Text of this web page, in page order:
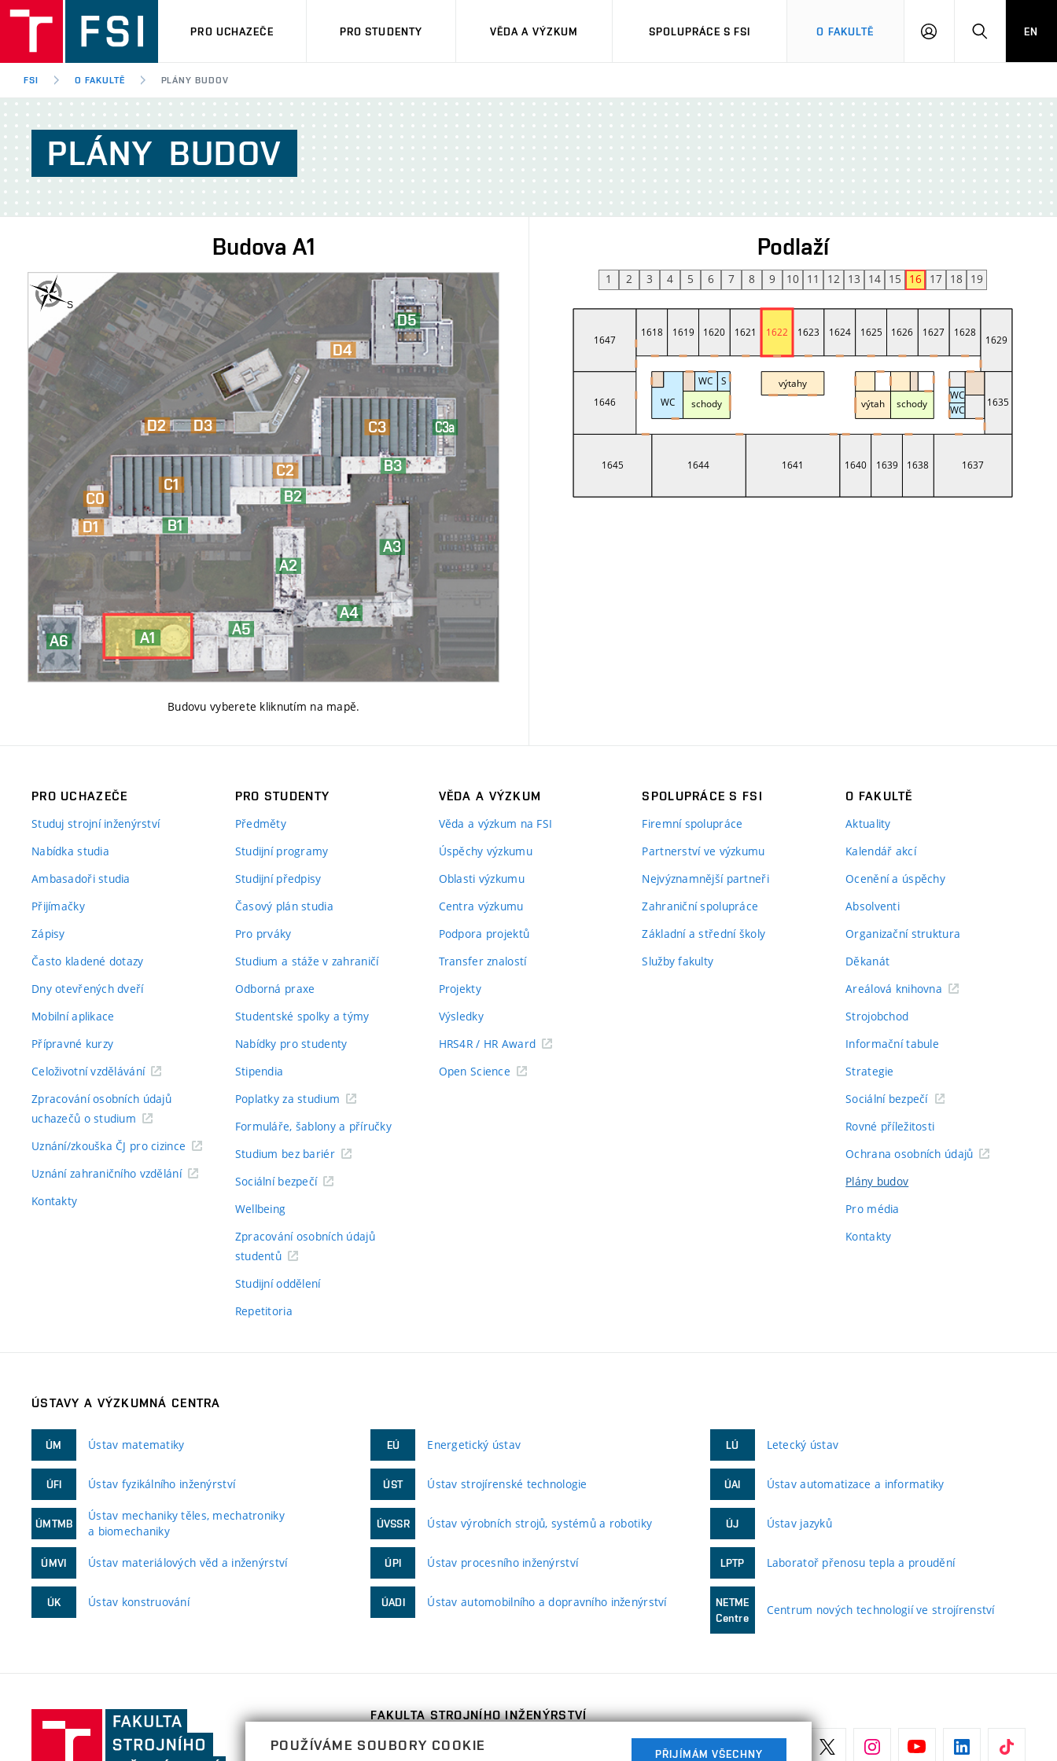
PRO UCHAZEČE PRO STUDENTY VĚDA A VÝZKUM SPOLUPRÁCE S FSI O FAKULTĚ
PŘIHLÁŠENÍHLEDAT
EN
FSI O FAKULTĚ PLÁNY BUDOV
PLÁNY BUDOV
Budova A1
Budovu vyberete kliknutím na mapě.
Podlaží
1 2 3 4 5 6 7 8 9 10 11 12 13 14 15 16 17 18 19
PRO UCHAZEČE
Studuj strojní inženýrství
Nabídka studia
Ambasadoři studia
Přijímačky
Zápisy
Často kladené dotazy
Dny otevřených dveří
Mobilní aplikace
Přípravné kurzy
Celoživotní vzdělávání
Zpracování osobních údajů
uchazečů o studium
Uznání/zkouška ČJ pro cizince
Uznání zahraničního vzdělání
Kontakty
PRO STUDENTY
Předměty
Studijní programy
Studijní předpisy
Časový plán studia
Pro prváky
Studium a stáže v zahraničí
Odborná praxe
Studentské spolky a týmy
Nabídky pro studenty
Stipendia
Poplatky za studium
Formuláře, šablony a příručky
Studium bez bariér
Sociální bezpečí
Wellbeing
Zpracování osobních údajů
studentů
Studijní oddělení
Repetitoria
VĚDA A VÝZKUM
Věda a výzkum na FSI
Úspěchy výzkumu
Oblasti výzkumu
Centra výzkumu
Podpora projektů
Transfer znalostí
Projekty
Výsledky
HRS4R / HR Award
Open Science
SPOLUPRÁCE S FSI
Firemní spolupráce
Partnerství ve výzkumu
Nejvýznamnější partneři
Zahraniční spolupráce
Základní a střední školy
Služby fakulty
O FAKULTĚ
Aktuality
Kalendář akcí
Ocenění a úspěchy
Absolventi
Organizační struktura
Děkanát
Areálová knihovna
Strojobchod
Informační tabule
Strategie
Sociální bezpečí
Rovné příležitosti
Ochrana osobních údajů
Plány budov
Pro média
Kontakty
ÚSTAVY A VÝZKUMNÁ CENTRA
ÚM Ústav matematiky
ÚFI Ústav fyzikálního inženýrství
ÚMTMB
Ústav mechaniky těles, mechatroniky
a biomechaniky
ÚMVI Ústav materiálových věd a inženýrství
ÚK Ústav konstruování
EÚ Energetický ústav
ÚST Ústav strojírenské technologie
ÚVSSR Ústav výrobních strojů, systémů a robotiky
ÚPI Ústav procesního inženýrství
ÚADI Ústav automobilního a dopravního inženýrství
LÚ Letecký ústav
ÚAI Ústav automatizace a informatiky
ÚJ Ústav jazyků
LPTP Laboratoř přenosu tepla a proudění
NETME
Centre
Centrum nových technologií ve strojírenství
Fakulta
inženýrství,
FAKULTA STROJNÍHO INŽENÝRSTVÍ
Technická 2896/2
POUŽÍVÁME SOUBORY COOKIE
PŘIJÍMÁM VŠECHNY